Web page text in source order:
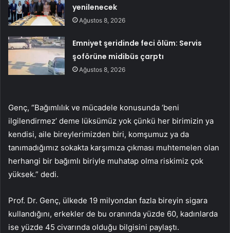
yenilenecek
Ağustos 8, 2026
Emniyet şeridinde feci ölüm: Servis
şoförüne midibüs çarptı
Ağustos 8, 2026
Genç, “Bağımlılık ve mücadele konusunda ‘beni
ilgilendirmez’ deme lüksümüz yok çünkü her birimizin ya
kendisi, aile bireylerimizden biri, komşumuz ya da
tanımadığımız sokakta karşımıza çıkması muhtemelen olan
herhangi bir bağımlı biriyle muhatap olma riskimiz çok
yüksek.” dedi.
Prof. Dr. Genç, ülkede 19 milyondan fazla bireyin sigara
kullandığını, erkekler de bu oranında yüzde 60, kadınlarda
ise yüzde 45 civarında olduğu bilgisini paylaştı.